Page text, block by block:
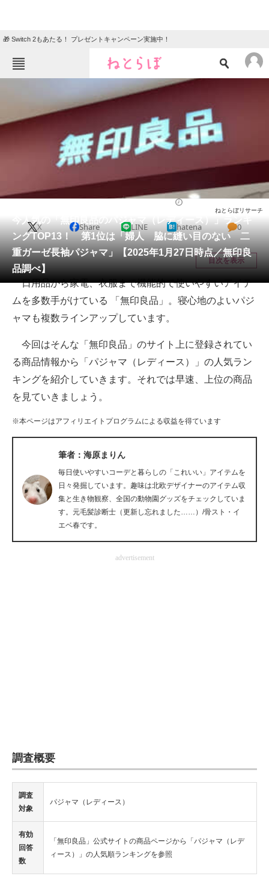
🎁 Switch 2もあたる！ プレゼントキャンペーン実施中！
エンタメ クイズ
地域
動物 リサーチ
メディア
注目記事を集めた総合ページ
ITの今と未来を見通す
スマホと通信の最新トレンド
進化するPCとデバイスの未来
ビジネスと働き方のヒント
AI活用のいまが分かる
企業ITのトレンドを詳説
経営リーダーのコミュニティ
マーケ×ITの今がよく分かる
ITエンジニア向け専門サイト
企業向けIT製品の総合サイト
ちょっと気になるネットの話題
今人気の「無印良品のパジャマ（レディース）」ランキ
ングTOP13！ 第1位は「婦人 脇に縫い目のない 二
重ガーゼ長袖パジャマ」【2025年1月27日時点／無印良
品調べ】
ねとらぼリサーチ
X Share LINE hatena 0
目次を表示
日用品から家電、衣服まで機能的で使いやすいアイテ
ムを多数手がけている 「無印良品」。寝心地のよいパジ
ャマも複数ラインアップしています。
今回はそんな「無印良品」のサイト上に登録されてい
る商品情報から「パジャマ（レディース）」の人気ラン
キングを紹介していきます。それでは早速、上位の商品
を見ていきましょう。
※本ページはアフィリエイトプログラムによる収益を得ています
筆者：海原まりん
毎日使いやすいコーデと暮らしの「これいい」アイテムを
日々発掘しています。趣味は北欧デザイナーのアイテム収
集と生き物観察、全国の動物園グッズをチェックしていま
す。元毛髪診断士（更新し忘れました……）/骨スト・イ
エベ春です。
advertisement
調査概要
調査
対象
パジャマ（レディース）
有効
回答
数
「無印良品」公式サイトの商品ページから「パジャマ（レデ
ィース）」の人気順ランキングを参照